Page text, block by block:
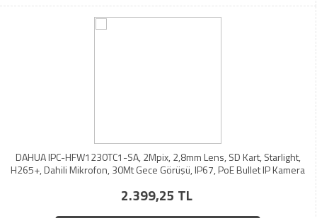
DAHUA IPC-HFW1230TC1-SA, 2Mpix, 2,8mm Lens, SD Kart, Starlight,
H265+, Dahili Mikrofon, 30Mt Gece Görüşü, IP67, PoE Bullet IP Kamera
2.399,25 TL